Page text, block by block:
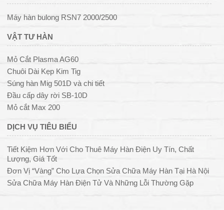
Máy hàn bulong RSN7 2000/2500
VẬT TƯ HÀN
Mỏ Cắt Plasma AG60
Chuôi Dài Kẹp Kim Tig
Súng hàn Mig 501D và chi tiết
Đầu cấp dây rời SB-10D
Mỏ cắt Max 200
DỊCH VỤ TIÊU BIỂU
Tiết Kiệm Hơn Với Cho Thuê Máy Hàn Điện Uy Tín, Chất
Lượng, Giá Tốt
Đơn Vị “Vàng” Cho Lựa Chọn Sửa Chữa Máy Hàn Tại Hà Nội
Sửa Chữa Máy Hàn Điện Tử Và Những Lỗi Thường Gặp